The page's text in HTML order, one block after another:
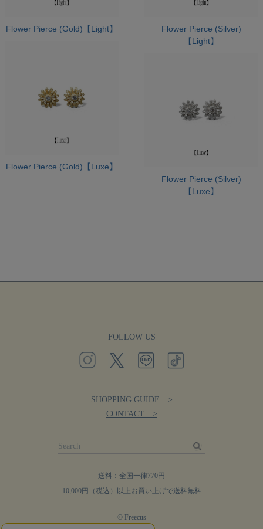
Flower Pierce (Gold)【Light】
Flower Pierce (Silver)
【Light】
Flower Pierce (Gold)【Luxe】
Flower Pierce (Silver)
【Luxe】
FOLLOW US
SHOPPING GUIDE >
CONTACT >
送料：全国一律770円
10,000円（税込）以上お買い上げで送料無料
© Freecus